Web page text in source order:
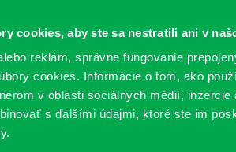
cookies, aby ste sa nestratili ani v
reklám, správne fungovanie
cookies. Informácie o tom, ako
v oblasti sociálnych médií,
s ďalšími údajmi, ktoré ste im
SLUŽBY PODUJATIA